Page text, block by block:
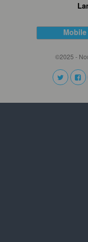
Mobile
©2025 -